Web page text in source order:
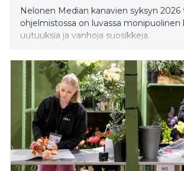
Nelonen Median kanavien syksyn 2026
ohjelmistossa on luvassa monipuolinen
uutuuksia ja vanhoja suosikkeja.